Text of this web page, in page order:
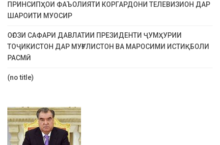
ПРИНСИПҲОИ ФАЪОЛИЯТИ КОРГАРДОНИ ТЕЛЕВИЗИОН ДАР
ШАРОИТИ МУОСИР
ОҒОЗИ САФАРИ ДАВЛАТИИ ПРЕЗИДЕНТИ ҶУМҲУРИИ
ТОҶИКИСТОН ДАР МУҒУЛИСТОН ВА МАРОСИМИ ИСТИҚБОЛИ
РАСМӢ
(no title)